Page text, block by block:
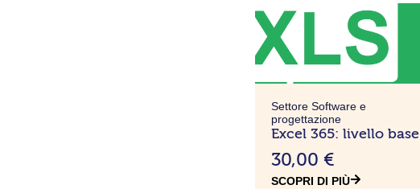
Settore Software e
progettazione
Excel 365: livello base
30,00 €
SCOPRI DI PIÙ